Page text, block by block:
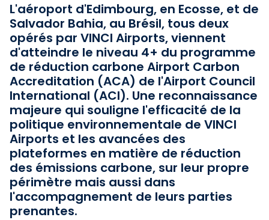
L'aéroport d'Edimbourg, en Ecosse, et de
Salvador Bahia, au Brésil, tous deux
opérés par VINCI Airports, viennent
d'atteindre le niveau 4+ du programme
de réduction carbone Airport Carbon
Accreditation (ACA) de l'Airport Council
International (ACI). Une reconnaissance
majeure qui souligne l'efficacité de la
politique environnementale de VINCI
Airports et les avancées des
plateformes en matière de réduction
des émissions carbone, sur leur propre
périmètre mais aussi dans
l'accompagnement de leurs parties
prenantes.